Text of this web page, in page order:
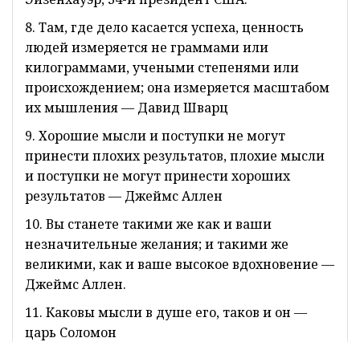
8. Там, где дело касается успеха, ценность
людей измеряется не граммами или
килограммами, учеными степенями или
происхождением; она измеряется масштабом
их мышления — Давид Шварц
9. Хорошие мысли и поступки не могут
принести плохих результатов, плохие мысли
и поступки не могут принести хороших
результатов — Джеймс Аллен
10. Вы станете такими же как и ваши
незначительные желания; и такими же
великими, как и ваше высокое вдохновение —
Джеймс Аллен.
11. Каковы мысли в душе его, таков и он —
царь Соломон